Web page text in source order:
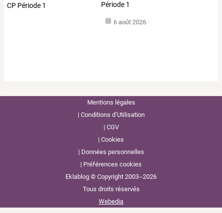
Période 1
6 août 2026
Mentions légales
Conditions d’Utilisation
CGV
Cookies
Données personnelles
Préférences cookies
Eklablog © Copyright 2003--2026
Tous droits réservés
Webedia